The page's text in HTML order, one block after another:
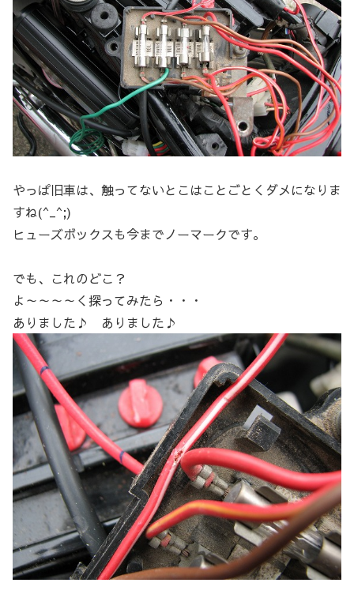
やっぱ旧車は、触ってないとこはことごとくダメになりま
すね(^_^;)
ヒューズボックスも今までノーマークです。
でも、これのどこ？
よ～～～～く探ってみたら・・・
ありました♪ ありました♪